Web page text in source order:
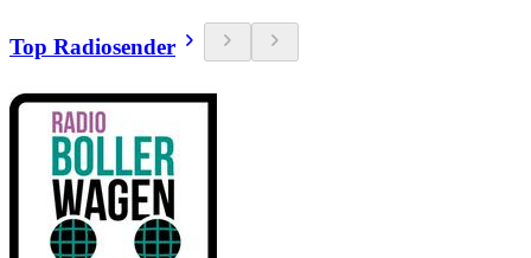
Top Radiosender